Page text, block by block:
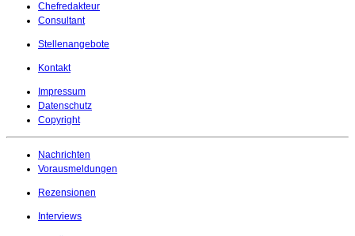
Chefredakteur
Consultant
Stellenangebote
Kontakt
Impressum
Datenschutz
Copyright
Nachrichten
Vorausmeldungen
Rezensionen
Interviews